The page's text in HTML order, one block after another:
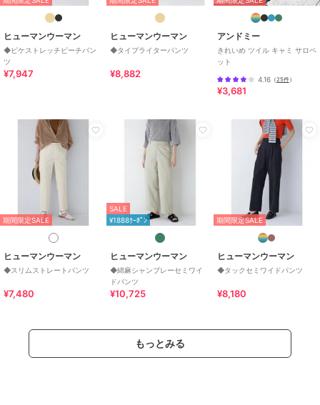
ーズストレート
原産国 中国製
ヒューマンウーマン
◆ピケストレッチピーチパン
ツ
¥7,947
ヒューマンウーマン
◆タイプライターパンツ
¥8,882
アンドミー
きれいめ ツイル キャミ サロペ
ット
4.16（25件）
¥3,681
期間限定SALE
ヒューマンウーマン
◆スリムストレートパンツ
¥7,480
SALE
¥1888ｸｰﾎﾟﾝ
ヒューマンウーマン
◆綿麻シャンブレーセミワイ
ドパンツ
¥10,725
期間限定SALE
ヒューマンウーマン
◆タックセミワイドパンツ
¥8,180
もっとみる